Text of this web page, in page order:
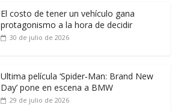
El costo de tener un vehículo gana
protagonismo a la hora de decidir
30 de julio de 2026
Ultima película ‘Spider‑Man: Brand New
Day’ pone en escena a BMW
29 de julio de 2026